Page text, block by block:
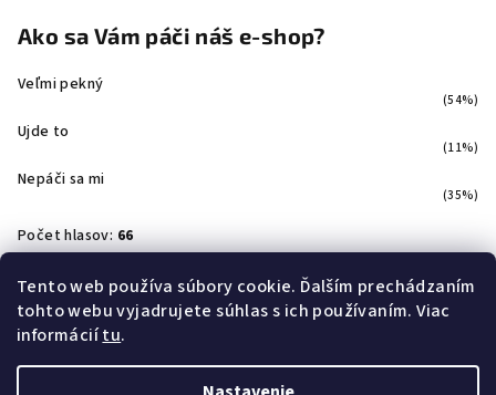
Tento web používa súbory cookie. Ďalším prechádzaním
tohto webu vyjadrujete súhlas s ich používaním. Viac
informáciítu.
Ako sa Vám páči náš e-shop?
Veľmi pekný
(54%)
Ujde to
(11%)
Nepáči sa mi
(35%)
Počet hlasov: 66
Facebook